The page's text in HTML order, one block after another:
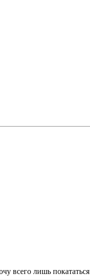
всего лишь покататься